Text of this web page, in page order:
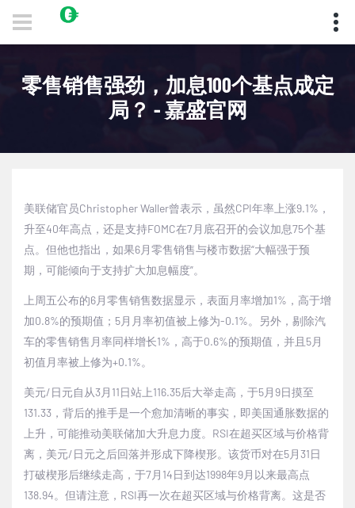
零售销售强劲，加息100个基点成定
局？ - 嘉盛官网
美联储官员Christopher Waller曾表示，虽然CPI年率上涨9.1% ，
升至40年高点，还是支持FOMC在7月底召开的会议加息75个基
点。但他也指出，如果6月零售销售与楼市数据“大幅强于预
期，可能倾向于支持扩大加息幅度”。
上周五公布的6月零售销售数据显示，表面月率增加1% ，高于增
加0.8%的预期值； 5月月率初值被上修为-0.1%。另外，剔除汽
车的零售销售月率同样增长1% ，高于0.6%的预期值，并且 5月
初值月率被上修为+0.1%。
美元/日元自从3月 11日站上116.35后大举走高，于5月 9日摸至
131.33 ，背后的推手是一个愈加清晰的事实，即美国通胀数据的
上升，可能推动美联储加大升息力度。 RSI在超买区域与价格背
离，美元/日元之后回落并形成下降楔形。该货币对在5月31日
打破楔形后继续走高，于7月 14日到达1998年9月以来最高点
138.94。但请注意， RSI再一次在超买区域与价格背离。这是否